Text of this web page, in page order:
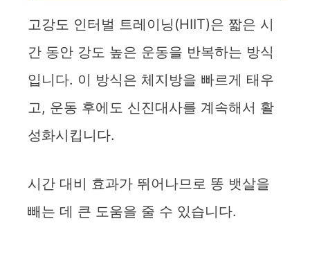
고강도 인터벌 트레이닝(HIIT)은 짧은 시
간 동안 강도 높은 운동을 반복하는 방식
입니다. 이 방식은 체지방을 빠르게 태우
고, 운동 후에도 신진대사를 계속해서 활
성화시킵니다.
시간 대비 효과가 뛰어나므로 똥 뱃살을
빼는 데 큰 도움을 줄 수 있습니다.